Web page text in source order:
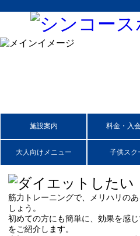
施設案内 料金・入
大人向けメニュー 子供スク
筋力トレーニングで、メリハリの
しょう。
初めての方にも簡単に、効果を感
をご紹介します。